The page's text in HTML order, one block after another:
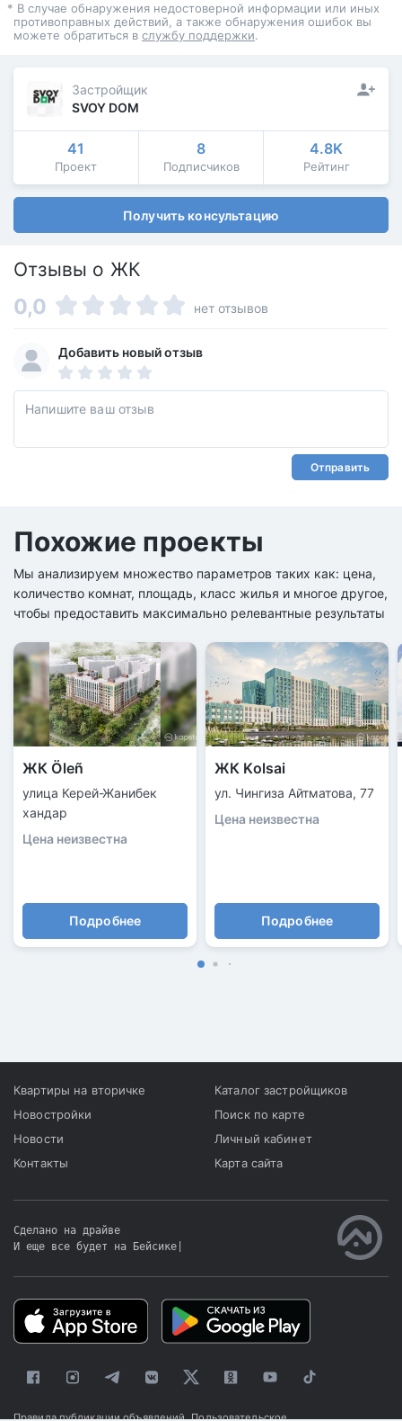
* В случае обнаружения недостоверной информации или иных
противоправных действий, а также обнаружения ошибок вы
можете обратиться в службу поддержки.
Застройщик
SVOY DOM
41
Проект
8
Подписчиков
4.8K
Рейтинг
Получить консультацию
Отзывы о ЖК
0,0 нет отзывов
Добавить новый отзыв
Отправить
Похожие проекты
Мы анализируем множество параметров таких как: цена,
количество комнат, площадь, класс жилья и многое другое,
чтобы предоставить максимально релевантные результаты
ЖК Öleñ
улица Керей-Жанибек
хандар
Цена неизвестна
Подробнее
ЖК Kolsai
ул. Чингиза Айтматова, 77
Цена неизвестна
Подробнее
Квартиры на вторичке
Новостройки
Новости
Контакты
Каталог застройщиков
Поиск по карте
Личный кабинет
Карта сайта
Сделано на драйве
И еще все будет на Бейсике
Правила публикации объявлений Пользовательское